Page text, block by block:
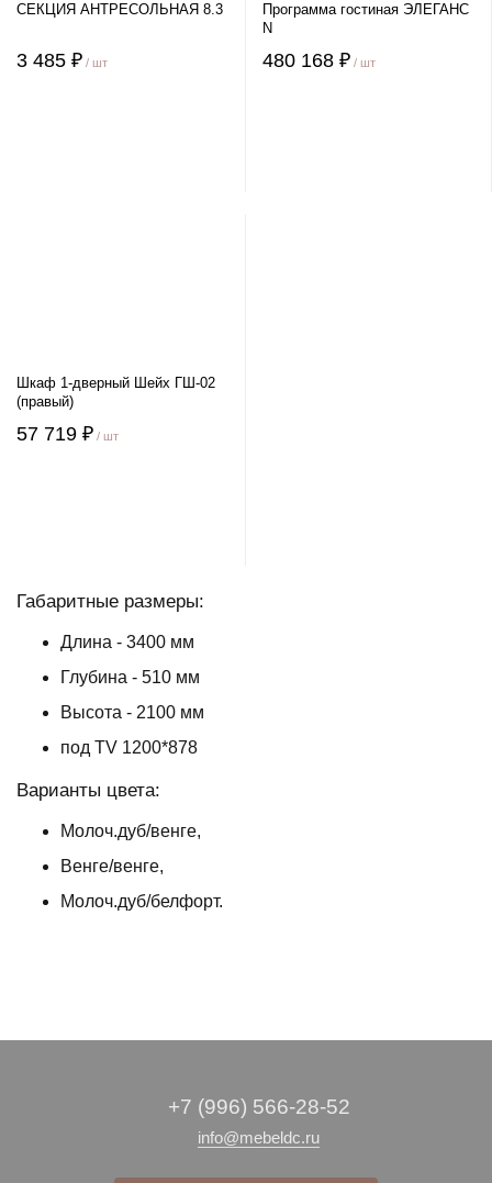
СЕКЦИЯ АНТРЕСОЛЬНАЯ 8.3
3 485 ₽ / шт
Программа гостиная ЭЛЕГАНС
N
480 168 ₽ / шт
Шкаф 1-дверный Шейх ГШ-02
(правый)
57 719 ₽ / шт
Габаритные размеры:
Длина - 3400 мм
Глубина - 510 мм
Высота - 2100 мм
под TV 1200*878
Варианты цвета:
Молоч.дуб/венге,
Венге/венге,
Молоч.дуб/белфорт.
+7 (996) 566-28-52
info@mebeldc.ru